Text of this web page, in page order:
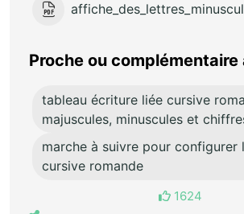
Proche ou complémentaire
tableau écriture liée cursive
majuscules, minuscules et
marche à suivre pour configurer
cursive romande
1624